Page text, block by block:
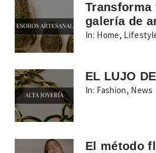
Transforma
galería de
In: Home,
EL LUJO
In: Fashion, News
El método